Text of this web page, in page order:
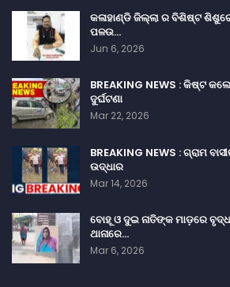
କଳାହାଣ୍ଡି ଜିଲ୍ଲା ର ବିଶିଷ୍ଟ
ପଳଉ…
Jun 6, 2026
BREAKING NEWS : କିଷ୍ଟ
ଦୁର୍ଘଟଣା
Mar 22, 2026
BREAKING NEWS : ଗ୍ରାମ
ଉଦ୍ଧାର
Mar 14, 2026
ବୋହୂ ଓ ଦୁଇ ନାତିଙ୍କ ମାଡ଼ରେ
ଥାନାରେ…
Mar 6, 2026